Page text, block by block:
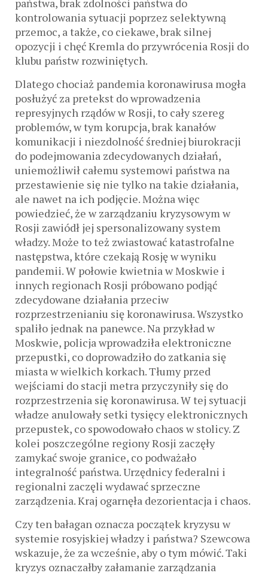
kontrolowania sytuacji poprzez selektywną
przemoc, a także, co ciekawe, brak silnej
opozycji i chęć Kremla do przywrócenia Rosji do
klubu państw rozwiniętych.
Dlatego chociaż pandemia koronawirusa mogła
posłużyć za pretekst do wprowadzenia
represyjnych rządów w Rosji, to cały szereg
problemów, w tym korupcja, brak kanałów
komunikacji i niezdolność średniej biurokracji
do podejmowania zdecydowanych działań,
uniemożliwił całemu systemowi państwa na
przestawienie się nie tylko na takie działania,
ale nawet na ich podjęcie. Można więc
powiedzieć, że w zarządzaniu kryzysowym w
Rosji zawiódł jej spersonalizowany system
władzy. Może to też zwiastować katastrofalne
następstwa, które czekają Rosję w wyniku
pandemii. W połowie kwietnia w Moskwie i
innych regionach Rosji próbowano podjąć
zdecydowane działania przeciw
rozprzestrzenianiu się koronawirusa. Wszystko
spaliło jednak na panewce. Na przykład w
Moskwie, policja wprowadziła elektroniczne
przepustki, co doprowadziło do zatkania się
miasta w wielkich korkach. Tłumy przed
wejściami do stacji metra przyczyniły się do
rozprzestrzenia się koronawirusa. W tej sytuacji
władze anulowały setki tysięcy elektronicznych
przepustek, co spowodowało chaos w stolicy. Z
kolei poszczególne regiony Rosji zaczęły
zamykać swoje granice, co podważało
integralność państwa. Urzędnicy federalni i
regionalni zaczęli wydawać sprzeczne
zarządzenia. Kraj ogarnęła dezorientacja i chaos.
Czy ten bałagan oznacza początek kryzysu w
systemie rosyjskiej władzy i państwa? Szewcowa
wskazuje, że za wcześnie, aby o tym mówić. Taki
kryzys oznaczałby załamanie zarządzania